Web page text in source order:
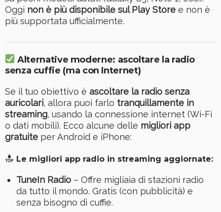
Oggi non è più disponibile sul Play Store e non è
più supportata ufficialmente.
Alternative moderne: ascoltare la radio
senza cuffie (ma con Internet)
Se il tuo obiettivo è ascoltare la radio senza
auricolari, allora puoi farlo tranquillamente in
streaming, usando la connessione internet (Wi-Fi
o dati mobili). Ecco alcune delle migliori app
gratuite per Android e iPhone:
Le migliori app radio in streaming aggiornate:
TuneIn Radio– Offre migliaia di stazioni radio
da tutto il mondo. Gratis (con pubblicità) e
senza bisogno di cuffie.